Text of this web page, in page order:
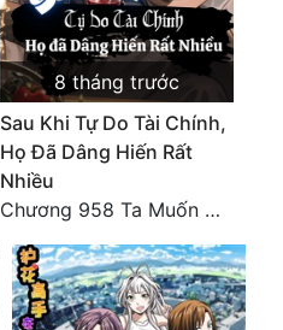
8 tháng trước
Sau Khi Tự Do Tài Chính,
Họ Đã Dâng Hiến Rất
Nhiều
Chương 958 Ta Muốn Cùng Các Cô Vĩnh Viễn Ở Bên Nhau (2) Hết